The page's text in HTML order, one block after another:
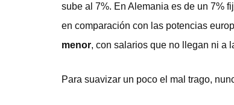
sube al 7%. En Alemania es de un 7%
en comparación con las potencias
menor, con salarios que no llegan ni a
Para suavizar un poco el mal trago,